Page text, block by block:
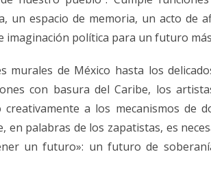
un espacio de memoria, un acto de
imaginación política para un futuro
murales de México hasta los
con basura del Caribe, los
a los mecanismos de
en palabras de los zapatistas, es
un futuro»: un futuro de